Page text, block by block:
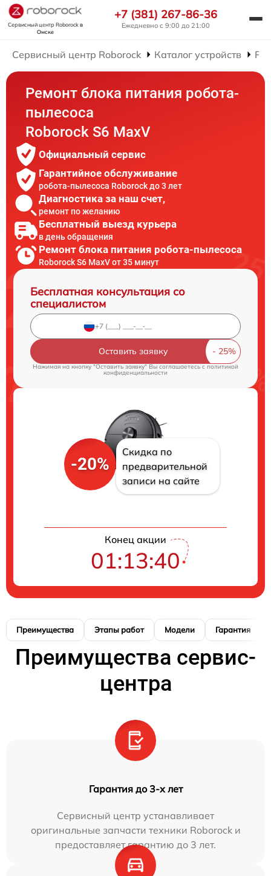
Сервисный центр Roborockв
Омске
+7 (381) 267-86-36
Ежедневно с 9:00 до 21:00
Сервисный центр Roborock Каталог устройств
Ремонт блока питания робота-
пылесоса
Roborock S6 MaxV
Официальный сервис
Гарантийное обслуживание
робота-пылесоса Roborock до 3 лет
Диагностика за наш счет,
ремонт по желанию
Бесплатный выезд курьера
в день обращения
Ремонт блока питания робота-пылесоса
Roborock S6 MaxV от 35 минут
Бесплатная консультация со
специалистом
Оставить заявку
Нажимая на кнопку "Оставить заявку" Вы соглашаетесь cполитикой
конфиденциальности
-20%
Скидка по
предварительной
записи на сайте
Конец акции
01:13:39
Преимущества Этапы работ Модели Гарантия
Преимущества сервис-
центра
Гарантия до 3-х лет
Сервисный центр устанавливает
оригинальные запчасти техники Roborock и
предоставляет гарантию до 3 лет.